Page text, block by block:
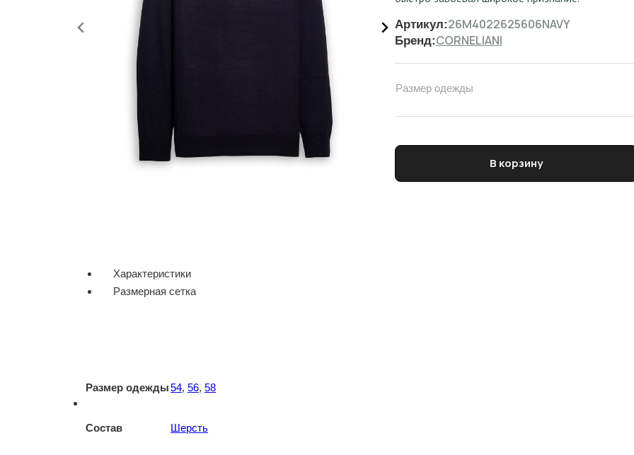
Артикул:26M4022625606NAVY
Бренд:CORNELIANI
Размер одежды
Количество товара Поло трикотажное мужское
В корзину
Характеристики
Размерная сетка
Размер одежды54, 56, 58
Состав Шерсть